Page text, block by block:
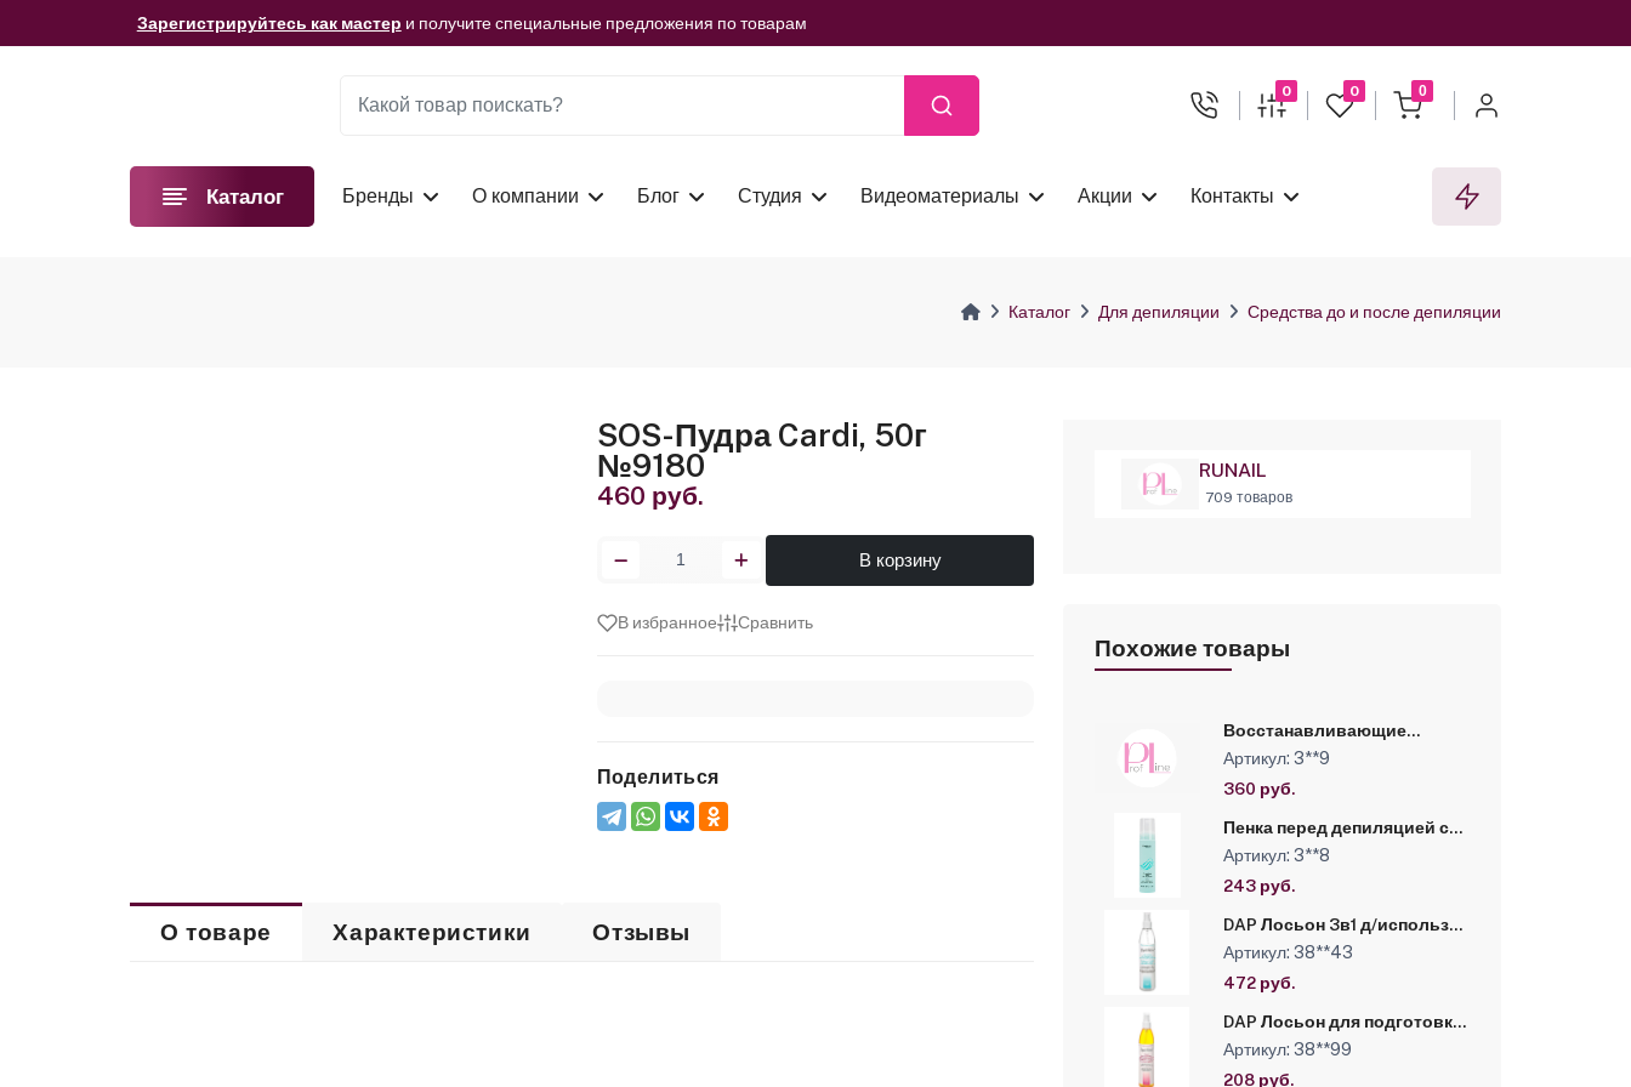
Зарегистрируйтесь как мастер и получите специальные предложения по товарам
Мы подготовили для вас видеоматериалы! Смотреть сейчас
0 0 0
Каталог Бренды О компании Блог Студия Видеоматериалы Акции Контакты
Каталог Для депиляции Средства до и после депиляции
SOS-Пудра Cardi, 50г
№9180
460 руб.
В корзину
В избранное Сравнить
Поделиться
О товаре Характеристики Отзывы
RUNAIL
709 товаров
Похожие товары
Восстанавливающие
сливки с Пантенолом и
Гиалуроновой кислотой
Kapous, 500 мл
Артикул: 3**9
360 руб.
Пенка перед депиляцией с
экстрактом Шалфея Kapous,
225 мл
Артикул: 3**8
243 руб.
DAP Лосьон 3в1 д/использ
после процедуры депил
замедл роста волос против
вросш волос с увл эф 320
Артикул: 38**43
472 руб.
DAP Лосьон для подготовки
к депиляции, снижающий
дискомфортные ощущения
во время процедуры 320 мл
Артикул: 38**99
208 руб.